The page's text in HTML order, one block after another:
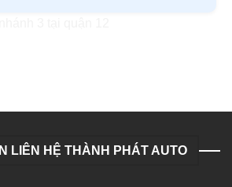
LIÊN HỆ THÀNH PHÁT AUTO